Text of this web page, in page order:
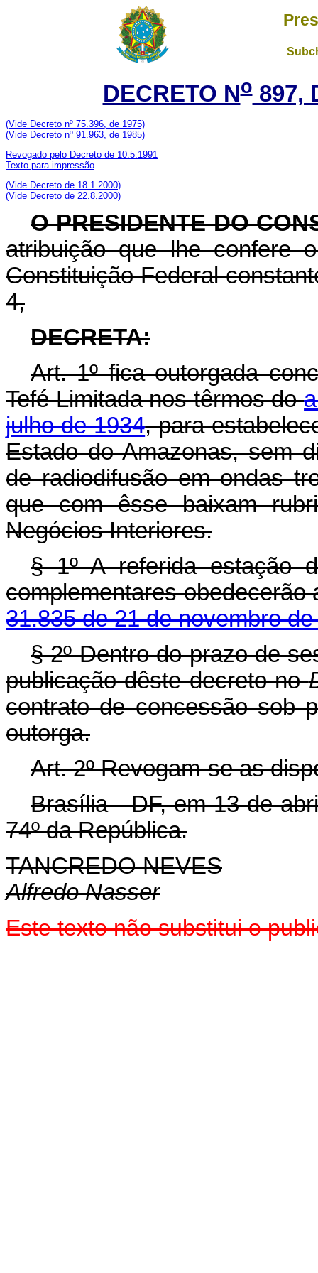
DECRETO No897,
(Vide Decreto nº 75.396, de 1975)
(Vide Decreto nº 91.963, de 1985)
Revogado pelo Decreto de 10.5.1991
Texto para impressão
(Vide Decreto de 18.1.2000)
(Vide Decreto de 22.8.2000)
O PRESIDENTE DO
atribuição que lhe confere
Constituição Federal
4,
DECRETA:
Art. 1º fica outorgada
Tefé Limitada nos têrmos do
julho de 1934, para
Estado do Amazonas, sem
de radiodifusão em ondas
que com êsse baixam
Negócios Interiores.
§ 1º A referida estação
complementares
31.835 de 21 de novembro
§ 2º Dentro do prazo de
publicação dêste decreto no
contrato de concessão sob
outorga.
Art. 2º Revogam-se as
Brasília - DF, em 13 de
74º da República.
TANCREDO NEVES
Alfredo Nasser
Este texto não substitui o